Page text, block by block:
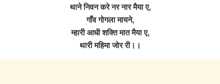
थाने निवन करे नर नार मैया ए,
गाँव गोगला मायने,
म्हारी आधी शक्ति मात मैया ए,
थारी महिमा जोर री।।